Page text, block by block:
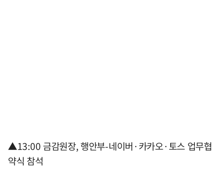
▲13:00 금감원장, 행안부-네이버·카카오·토스 업무협
약식 참석